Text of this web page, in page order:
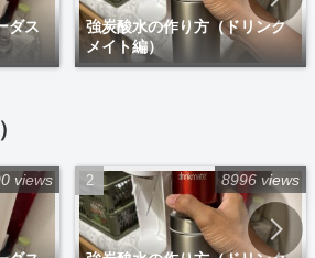
ダス
強炭酸水の作り方（ドリンク
メイト編）
views 8996 views